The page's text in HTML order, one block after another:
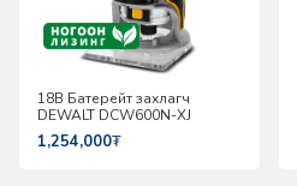
18В Батерейт захлагч
DEWALT DCW600N-XJ
1,254,000₮